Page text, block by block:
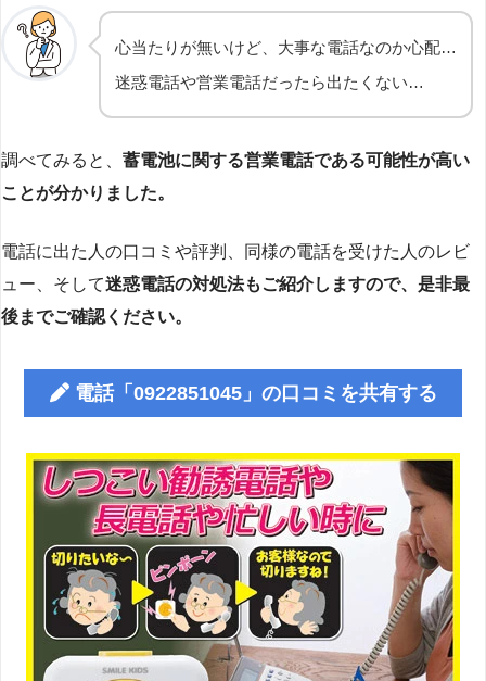
心当たりが無いけど、大事な電話なのか心配…
迷惑電話や営業電話だったら出たくない…
調べてみると、 蓄電池に関する営業電話である可能性が高い
ことが分かりました。
電話に出た人の口コミや評判、同様の電話を受けた人のレビ
ュー、そして迷惑電話の対処法もご紹介しますので、是非最
後までご確認ください。
電話「0922851045」の口コミを共有する